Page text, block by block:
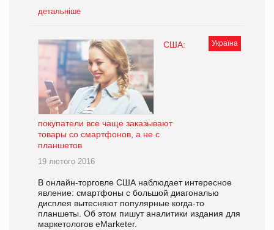
детальніше
Україна
США:
покупатели все чаще заказывают
товары со смартфонов, а не с
планшетов
19 лютого 2016
В онлайн-торговле США наблюдает интересное
явление: смартфоны с большой диагональю
дисплея вытесняют популярные когда-то
планшеты. Об этом пишут аналитики издания для
маркетологов eMarketer.